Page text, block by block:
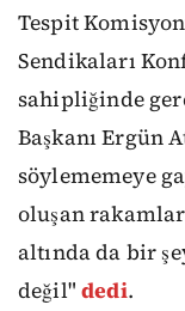
Tespit
Sendikaları
sahipliğinde
Başkanı Ergün
söylememeye
oluşan
altında da bir
değil"dedi.